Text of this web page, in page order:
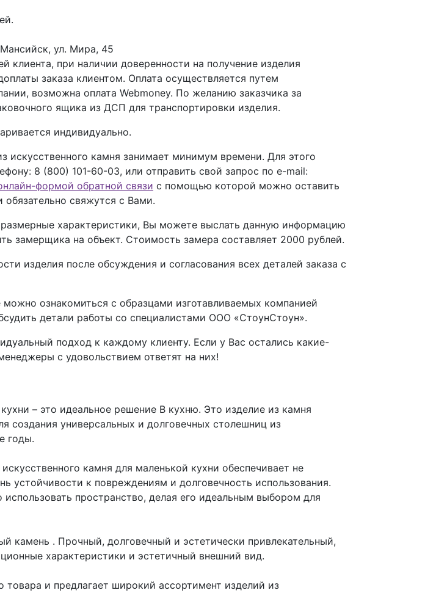
ул. Мира, 45
клиента, при наличии доверенности на получение изделия
заказа клиентом. Оплата осуществляется путем
возможна оплата Webmoney. По желанию заказчика за
ящика из ДСП для транспортировки изделия.
индивидуально.
искусственного камня занимает минимум времени. Для этого
8 (800) 101-60-03, или отправить свой запрос по e-mail:
формой обратной связи с помощью которой можно оставить
свяжутся с Вами.
характеристики, Вы можете выслать данную информацию
замерщика на объект. Стоимость замера составляет 2000 рублей.
изделия после обсуждения и согласования всех деталей заказа с
ознакомиться с образцами изготавливаемых компанией
детали работы со специалистами ООО «СтоунСтоун».
подход к каждому клиенту. Если у Вас остались какие-
с удовольствием ответят на них!
– это идеальное решение В кухню. Это изделие из камня
создания универсальных и долговечных столешниц из
годы.
камня для маленькой кухни обеспечивает не
устойчивости к повреждениям и долговечность использования.
пространство, делая его идеальным выбором для
камень . Прочный, долговечный и эстетически привлекательный,
характеристики и эстетичный внешний вид.
и предлагает широкий ассортимент изделий из